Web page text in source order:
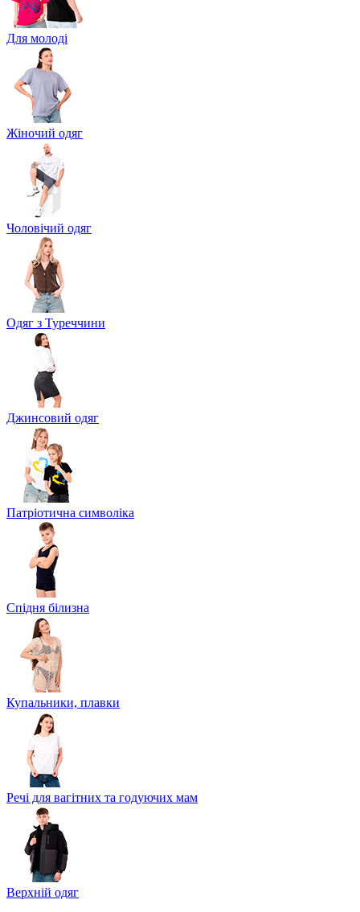
Для молоді
Жіночий одяг
Чоловічий одяг
Одяг з Туреччини
Джинсовий одяг
Патріотична символіка
Спідня білизна
Купальники, плавки
Речі для вагітних та годуючих мам
Верхній одяг